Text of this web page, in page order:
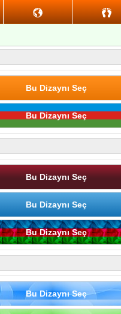
Bu Dizaynı Seç
Bu Dizaynı Seç
Bu Dizaynı Seç
Bu Dizaynı Seç
Bu Dizaynı Seç
Bu Dizaynı Seç